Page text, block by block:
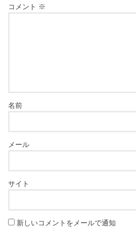
コメント ※
名前
メール
サイト
新しいコメントをメールで通知